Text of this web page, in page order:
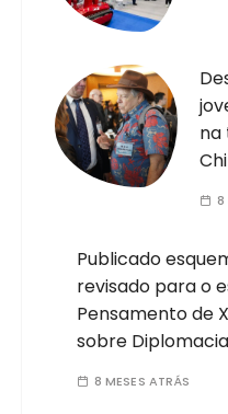
na
8
Publicado
revisado para o
Pensamento de
sobre Diplomacia
8 MESES ATRÁS